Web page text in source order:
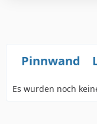
Pinnwand
Es wurden noch